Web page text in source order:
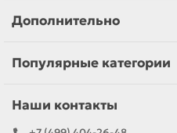
Дополнительно
Популярные категории
Наши контакты